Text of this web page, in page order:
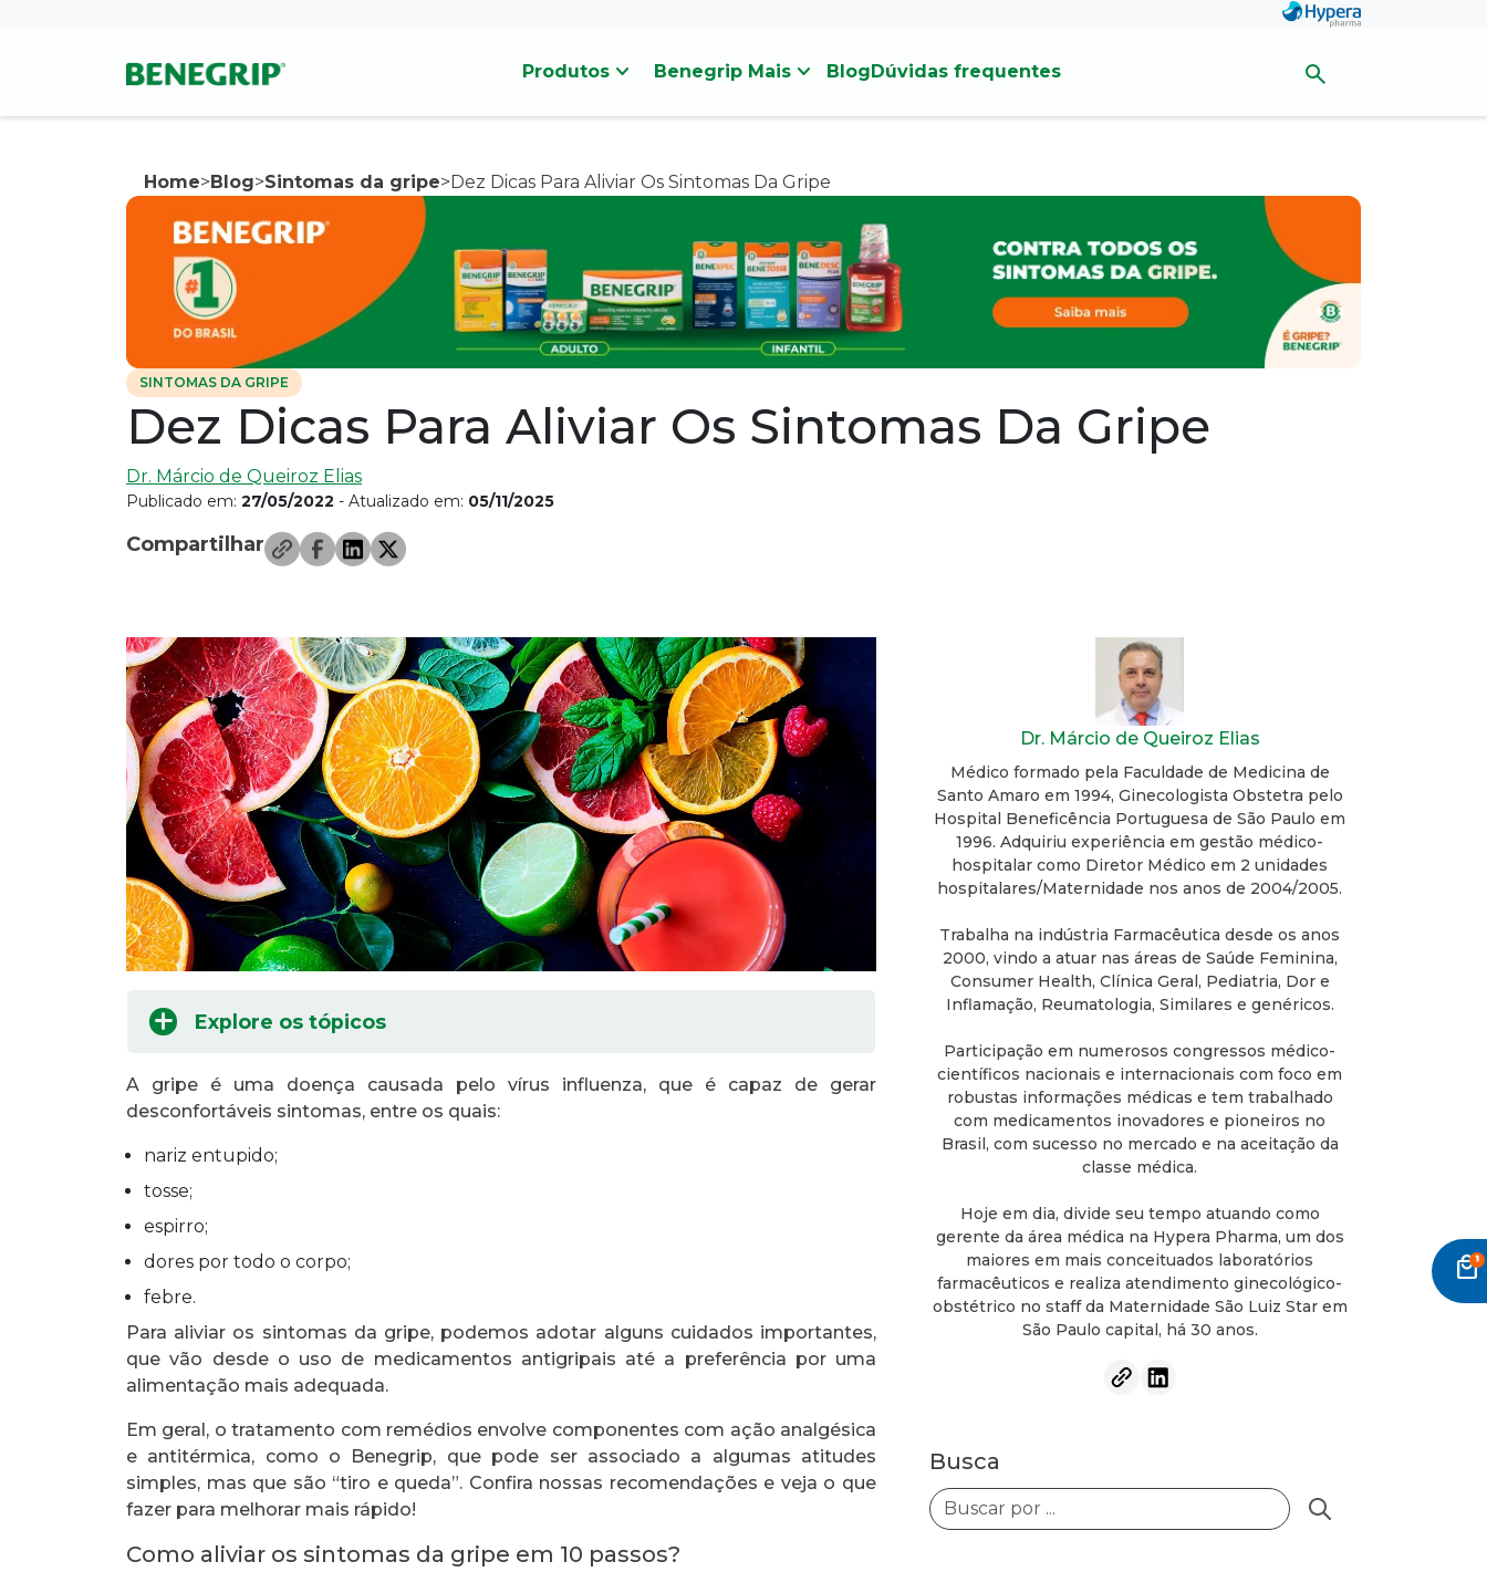
Produtosstat_minus_1 Benegrip Maisstat_minus_1 BlogDúvidas frequentes
local_mall
Home>Blog>Sintomas da gripe>Dez Dicas Para Aliviar Os Sintomas Da Gripe
SINTOMAS DA GRIPE
Dez Dicas Para Aliviar Os Sintomas Da Gripe
Dr. Márcio de Queiroz Elias
Publicado em: 27/05/2022 - Atualizado em: 05/11/2025
Compartilhar
Explore os tópicos
A gripe é uma doença causada pelo vírus influenza, que é capaz de gerar
desconfortáveis sintomas, entre os quais:
nariz entupido;
tosse;
espirro;
dores por todo o corpo;
febre.
Para aliviar os sintomas da gripe, podemos adotar alguns cuidados importantes,
que vão desde o uso de medicamentos antigripais até a preferência por uma
alimentação mais adequada.
Em geral, o tratamento com remédios envolve componentes com ação analgésica
e antitérmica, como o Benegrip, que pode ser associado a algumas atitudes
simples, mas que são “tiro e queda”. Confira nossas recomendações e veja o que
fazer para melhorar mais rápido!
Como aliviar os sintomas da gripe em 10 passos?
Dr. Márcio de Queiroz Elias
Médico formado pela Faculdade de Medicina de
Santo Amaro em 1994, Ginecologista Obstetra pelo
Hospital Beneficência Portuguesa de São Paulo em
1996. Adquiriu experiência em gestão médico-
hospitalar como Diretor Médico em 2 unidades
hospitalares/Maternidade nos anos de 2004/2005.
Trabalha na indústria Farmacêutica desde os anos
2000, vindo a atuar nas áreas de Saúde Feminina,
Consumer Health, Clínica Geral, Pediatria, Dor e
Inflamação, Reumatologia, Similares e genéricos.
Participação em numerosos congressos médico-
científicos nacionais e internacionais com foco em
robustas informações médicas e tem trabalhado
com medicamentos inovadores e pioneiros no
Brasil, com sucesso no mercado e na aceitação da
classe médica.
Hoje em dia, divide seu tempo atuando como
gerente da área médica na Hypera Pharma, um dos
maiores em mais conceituados laboratórios
farmacêuticos e realiza atendimento ginecológico-
obstétrico no staff da Maternidade São Luiz Star em
São Paulo capital, há 30 anos.
Busca
Buscar posts